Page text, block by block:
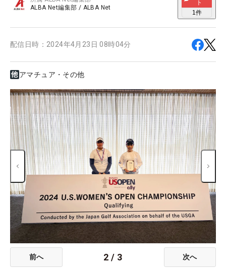
ALBA Net編集部 / ALBA Net
ト
1件
配信日時： 2024年4月23日 08時04分
アマチュア・その他
前へ 2 / 3 次へ